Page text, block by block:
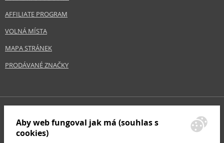
AFFILIATE PROGRAM
VOLNÁ MÍSTA
MAPA STRÁNEK
PRODÁVANÉ ZNAČKY
Aby web fungoval jak má (souhlas s
cookies)